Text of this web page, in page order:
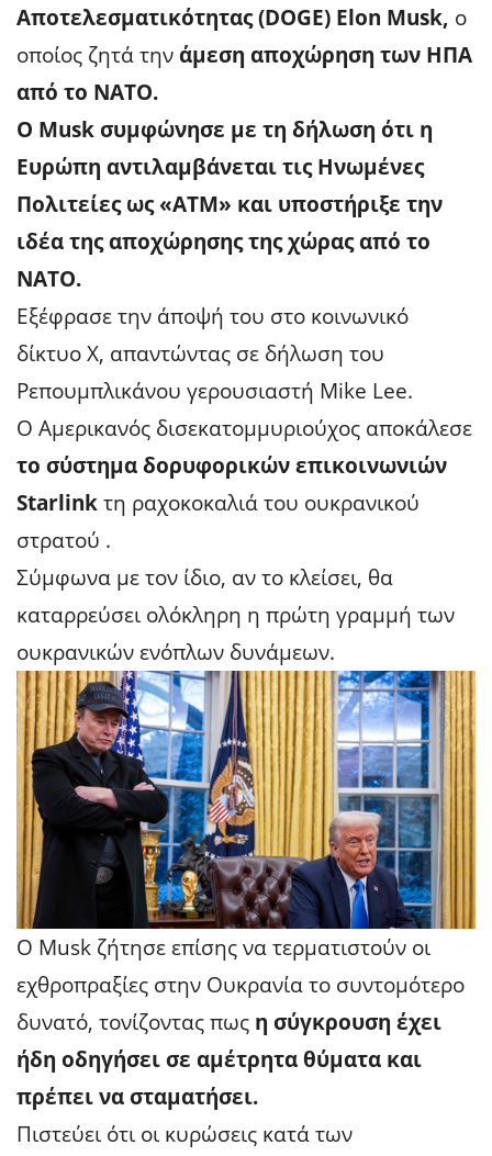
Αποτελεσματικότητας (DOGE) Elon Musk, ο
οποίος ζητά τηνάμεση αποχώρηση των ΗΠΑ
από το ΝΑΤΟ.
Ο Musk συμφώνησε με τη δήλωση ότι η
Ευρώπη αντιλαμβάνεται τις Ηνωμένες
Πολιτείες ως «ΑΤΜ» και υποστήριξε την
ιδέα της αποχώρησης της χώρας από το
ΝΑΤΟ.
Εξέφρασε την άποψή του στο κοινωνικό
δίκτυο X, απαντώντας σε δήλωση του
Ρεπουμπλικάνου γερουσιαστή Mike Lee.
Ο Αμερικανός δισεκατομμυριούχος αποκάλεσε
το σύστημα δορυφορικών επικοινωνιών
Starlinkτη ραχοκοκαλιά του ουκρανικού
στρατού .
Σύμφωνα με τον ίδιο, αν το κλείσει, θα
καταρρεύσει ολόκληρη η πρώτη γραμμή των
ουκρανικών ενόπλων δυνάμεων.
Ο Musk ζήτησε επίσης να τερματιστούν οι
εχθροπραξίες στην Ουκρανία το συντομότερο
δυνατό, τονίζοντας πως η σύγκρουση έχει
ήδη οδηγήσει σε αμέτρητα θύματα και
πρέπει να σταματήσει.
Πιστεύει ότι οι κυρώσεις κατά των